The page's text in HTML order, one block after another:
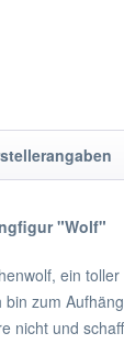
"Wolf"
ein
zum
nicht und